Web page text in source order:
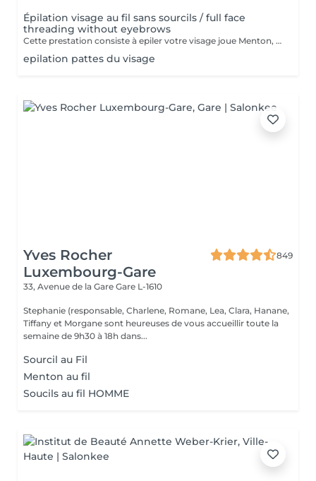
Épilation visage au fil sans sourcils / full face
threading without eyebrows
Cette prestation consiste à epiler votre visage joue Menton, front et le long des oreilles les sourcils et le cou sont en extra
epilation pattes du visage
Yves Rocher
Luxembourg-Gare
849
33, Avenue de la Gare Gare L-1610
Stephanie (responsable, Charlene, Romane, Lea, Clara, Hanane,
Tiffany et Morgane sont heureuses de vous accueillir toute la
semaine de 9h30 à 18h dans...
Sourcil au Fil
Menton au fil
Soucils au fil HOMME